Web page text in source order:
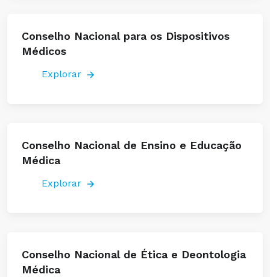
Conselho Nacional para os Dispositivos
Médicos
Explorar
Conselho Nacional de Ensino e Educação
Médica
Explorar
Conselho Nacional de Ética e Deontologia
Médica